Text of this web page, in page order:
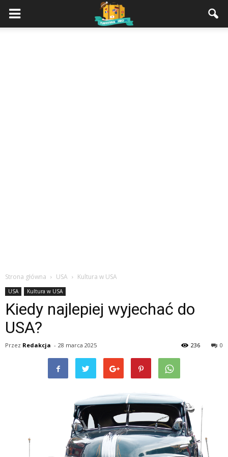
Strona główna USA Kultura w USA
USA Kultura w USA
Kiedy najlepiej wyjechać do
USA?
Przez Redakcja - 28 marca 2025 0
236